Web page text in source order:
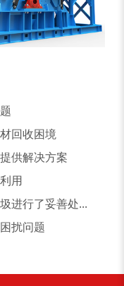
金属破碎机
家电破碎机
回收困境
供解决方案
用
进行了妥善处...
扰问题